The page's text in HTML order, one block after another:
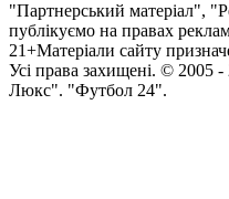
"Партнерський матеріал",
публікуємо на правах
21+Матеріали сайту
Усi права захищенi. © 2005 -
Люкс". "Футбол 24".